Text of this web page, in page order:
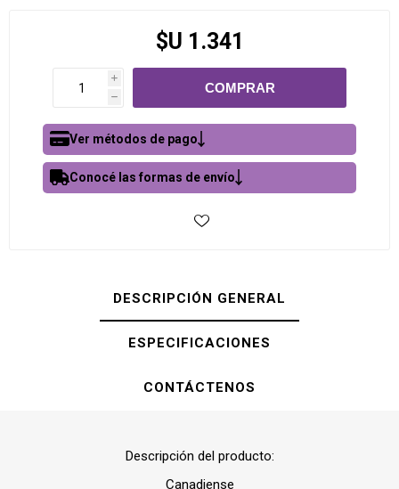
$U 1.341
i
h
Ver métodos de pago
Conocé las formas de envío
DESCRIPCIÓN GENERAL
ESPECIFICACIONES
CONTÁCTENOS
Descripción del producto:
Canadiense